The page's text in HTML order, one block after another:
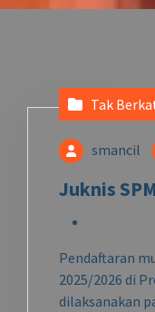
Tak
smancil
Juknis
Pendaftaran
2025/2026 di
dilaksanakan